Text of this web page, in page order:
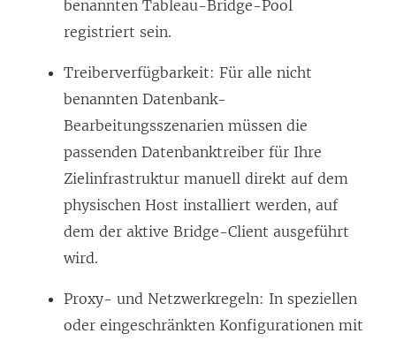
benannten Tableau-Bridge-Pool
registriert sein.
Treiberverfügbarkeit: Für alle nicht
benannten Datenbank-
Bearbeitungsszenarien müssen die
passenden Datenbanktreiber für Ihre
Zielinfrastruktur manuell direkt auf dem
physischen Host installiert werden, auf
dem der aktive Bridge-Client ausgeführt
wird.
Proxy- und Netzwerkregeln: In speziellen
oder eingeschränkten Konfigurationen mit